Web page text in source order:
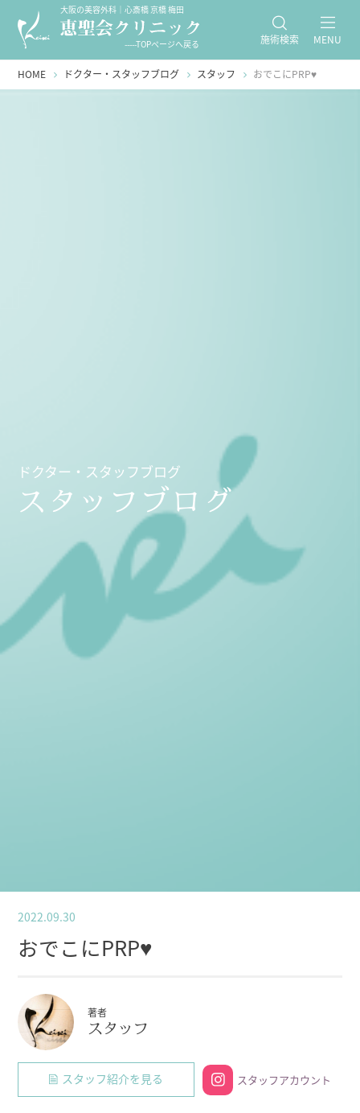
大阪の美容外科｜心斎橋 京橋 梅田
-----TOPページへ戻る 施術検索 MENU
HOME ドクター・スタッフブログ スタッフ おでこにPRP♥
ドクター・スタッフブログ
スタッフブログ
2022.09.30
おでこにPRP♥
著者
スタッフ
スタッフ紹介を見る スタッフアカウント